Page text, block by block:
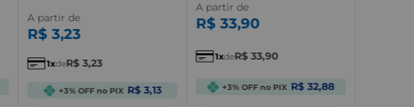
A partir de
R$ 3,23
1 deR$ 3,23
+3% OFF no PIX R$ 3,13
A partir de
R$ 33,90
1 deR$ 33,90
+3% OFF no PIX R$ 32,88